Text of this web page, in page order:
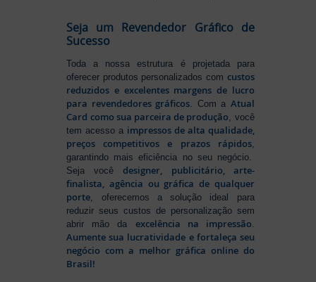
Seja um Revendedor Gráfico de
Sucesso
Toda a nossa estrutura é projetada para
oferecer produtos personalizados com custos
reduzidos e excelentes margens de lucro
para revendedores gráficos. Com a Atual
Card como sua parceira de produção, você
tem acesso a impressos de alta qualidade,
preços competitivos e prazos rápidos,
garantindo mais eficiência no seu negócio.
Seja vocêdesigner, publicitário, arte-
finalista, agência ou gráfica de qualquer
porte, oferecemos a solução ideal para
reduzir seus custos de personalização sem
abrir mão da excelência na impressão.
Aumente sua lucratividade e fortaleça seu
negócio com a melhor gráfica online do
Brasil!